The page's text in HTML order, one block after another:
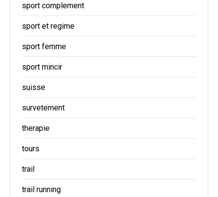
sport complement
sport et regime
sport femme
sport mincir
suisse
survetement
therapie
tours
trail
trail running